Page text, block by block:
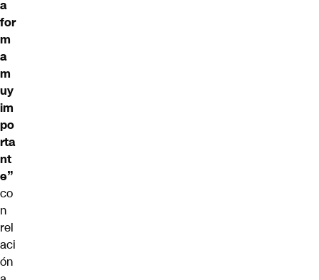
a
for
m
a
m
uy
im
po
rta
nt
e”
co
n
rel
aci
ón